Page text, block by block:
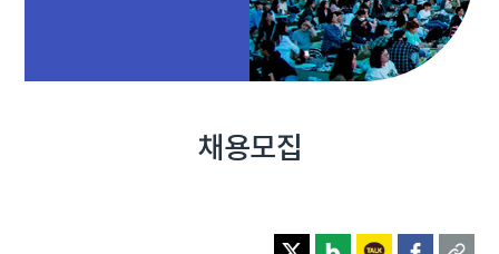
채용모집